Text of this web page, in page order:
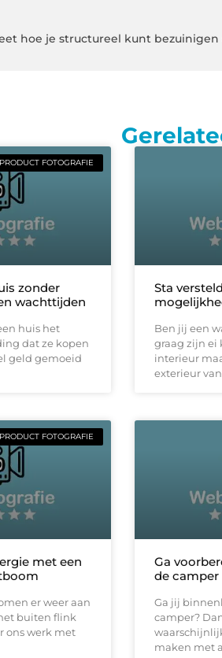
hoe je structureel kunt
PRODUCT FOTOGRAFIE
zonder
wachttijden
huis het
dat ze kopen
geld gemoeid
Sta
Ben jij een
graag zijn ei
interieur
exterieur
PRODUCT FOTOGRAFIE
met een
er weer aan
buiten flink
ons werk met
Ga
de camper
Ga jij
camper?
maken met